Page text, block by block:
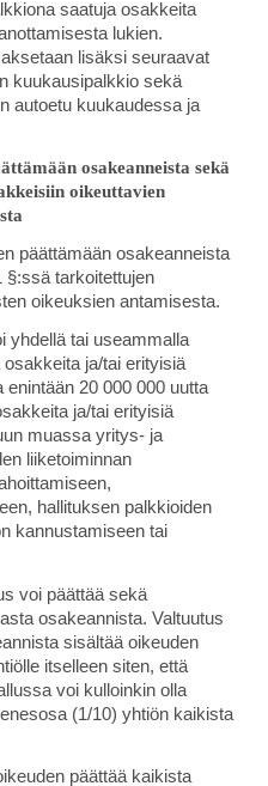
saatuja osakkeita
lukien.
lisäksi seuraavat
kuukausipalkkio sekä
autoetu kuukaudessa ja
osakeanneista sekä
oikeuttavien
päättämään osakeanneista
§:ssä tarkoitettujen
oikeuksien antamisesta.
yhdellä tai useammalla
ja/tai erityisiä
20 000 000 uutta
ja/tai erityisiä
muassa yritys- ja
liiketoiminnan
hallituksen palkkioiden
kannustamiseen tai
voi päättää sekä
osakeannista. Valtuutus
sisältää oikeuden
itselleen siten, että
voi kulloinkin olla
(1/10) yhtiön kaikista
päättää kaikista